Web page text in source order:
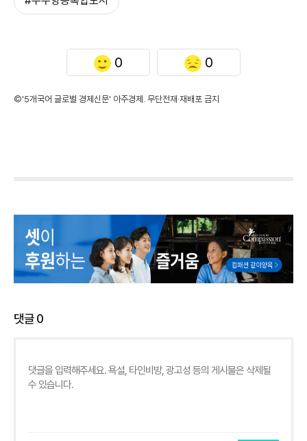
0 0
©'5개국어 글로벌 경제신문' 아주경제. 무단전재·재배포 금지
댓글0